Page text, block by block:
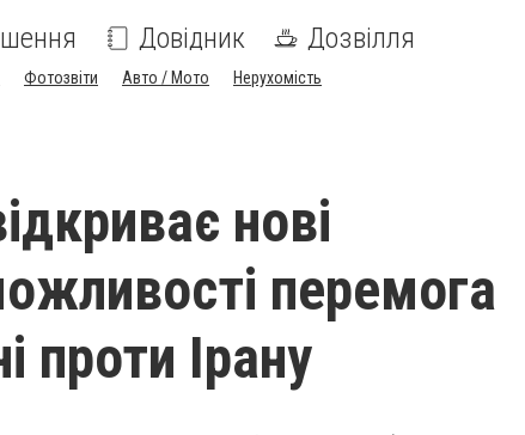
Довідник Дозвілля
Фотозвіти Авто / Мото Нерухомість
нові
перемога
проти Ірану